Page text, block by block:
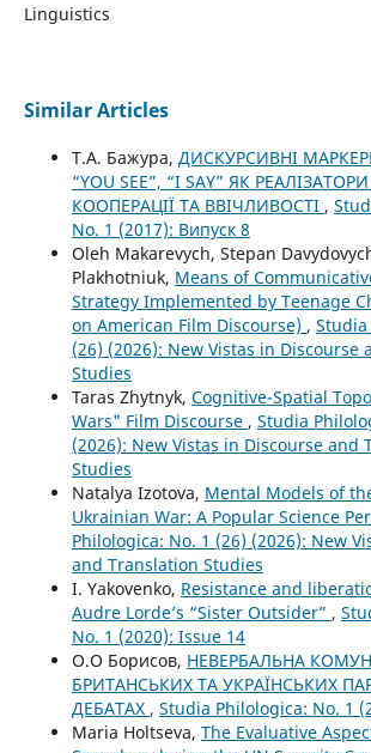
Linguistics
Similar Articles
Т.А. Бажура, ДИСКУРСИВНІ
“YOU SEE”, “I SAY” ЯК
КООПЕРАЦІЇ ТА ВВІЧЛИВОСТІ ,
No. 1 (2017): Випуск 8
Oleh Makarevych, Stepan
Plakhotniuk, Means of
Strategy Implemented by Teenage
on American Film Discourse) , Studia
(26) (2026): New Vistas in Discourse
Studies
Taras Zhytnyk, Cognitive-Spatial
Wars" Film Discourse , Studia
(2026): New Vistas in Discourse and
Studies
Natalya Izotova, Mental Models of
Ukrainian War: A Popular Science
Philologica: No. 1 (26) (2026): New
and Translation Studies
I. Yakovenko, Resistance and
Audre Lorde’s “Sister Outsider” ,
No. 1 (2020): Issue 14
О.О Борисов, НЕВЕРБАЛЬНА
БРИТАНСЬКИХ ТА УКРАЇНСЬКИХ
ДЕБАТАХ , Studia Philologica: No. 1
Maria Holtseva, The Evaluative